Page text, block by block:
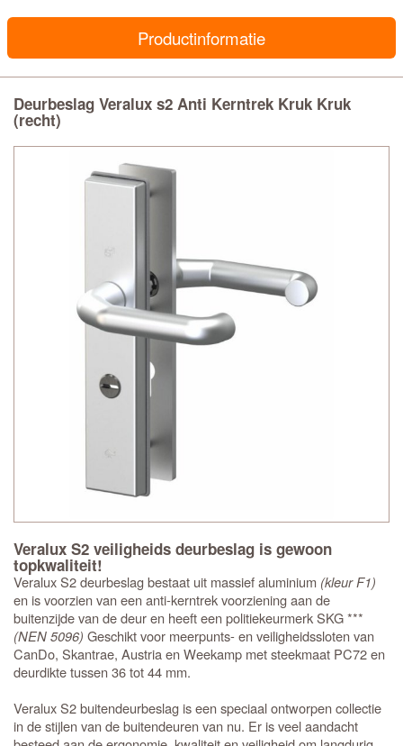
Productinformatie
Deurbeslag Veralux s2 Anti Kerntrek Kruk Kruk
(recht)
Veralux S2 veiligheids deurbeslag is gewoon
topkwaliteit!
Veralux S2 deurbeslag bestaat uit massief aluminium (kleur F1)
en is voorzien van een anti-kerntrek voorziening aan de
buitenzijde van de deur en heeft een politiekeurmerk SKG ***
(NEN 5096) Geschikt voor meerpunts- en veiligheidssloten van
CanDo, Skantrae, Austria en Weekamp met steekmaat PC72 en
deurdikte tussen 36 tot 44 mm.
Veralux S2 buitendeurbeslag is een speciaal ontworpen collectie
in de stijlen van de buitendeuren van nu. Er is veel aandacht